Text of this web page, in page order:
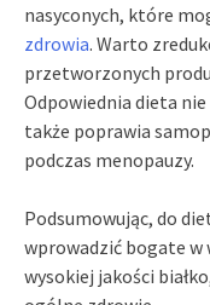
nasyconych, które
zdrowia. Warto
przetworzonych
Odpowiednia dieta
także poprawia
podczas menopauzy.
Podsumowując, do
wprowadzić bogate w
wysokiej jakości